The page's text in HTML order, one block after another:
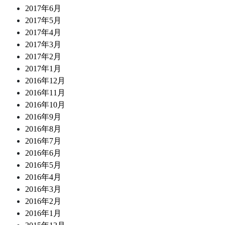
2017年6月
2017年5月
2017年4月
2017年3月
2017年2月
2017年1月
2016年12月
2016年11月
2016年10月
2016年9月
2016年8月
2016年7月
2016年6月
2016年5月
2016年4月
2016年3月
2016年2月
2016年1月